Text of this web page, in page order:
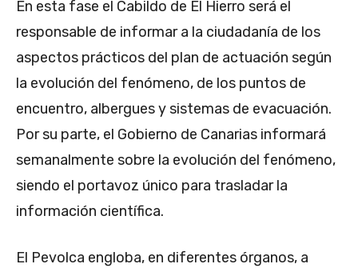
En esta fase el Cabildo de El Hierro será el
responsable de informar a la ciudadanía de los
aspectos prácticos del plan de actuación según
la evolución del fenómeno, de los puntos de
encuentro, albergues y sistemas de evacuación.
Por su parte, el Gobierno de Canarias informará
semanalmente sobre la evolución del fenómeno,
siendo el portavoz único para trasladar la
información científica.
El Pevolca engloba, en diferentes órganos, a